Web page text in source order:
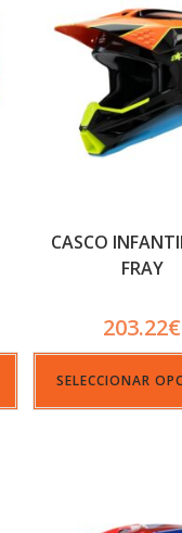
CASCO
FRAY
203.22€
SELECCIONAR